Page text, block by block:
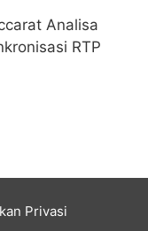
Analisa
RTP
Privasi